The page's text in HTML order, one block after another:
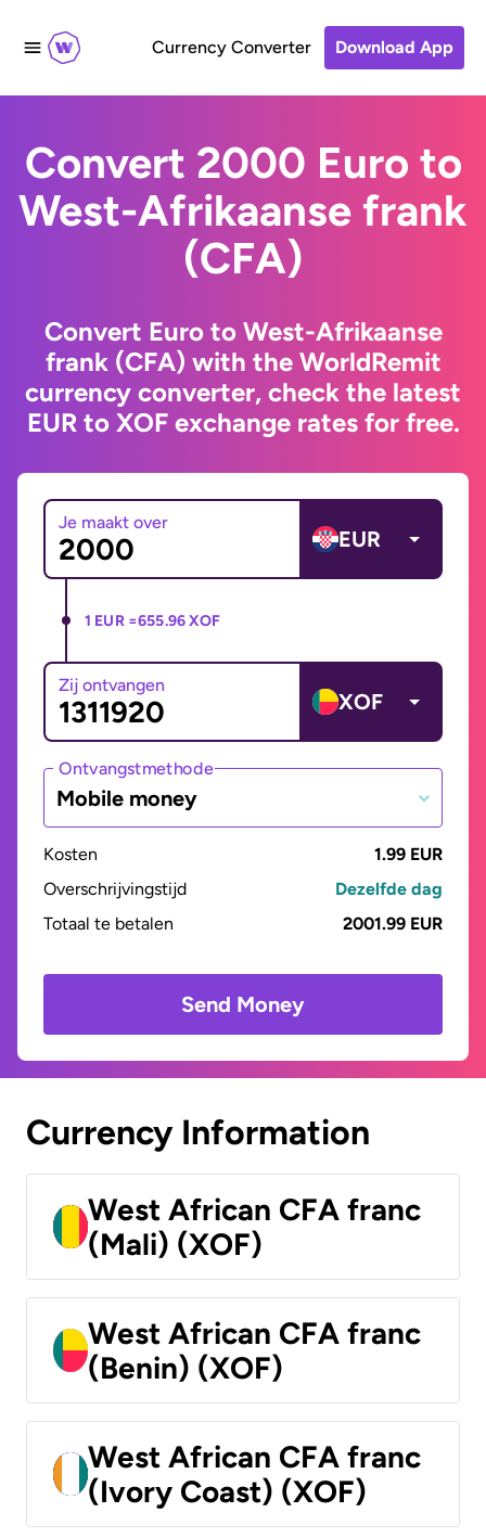
Currency Converter Download App
Convert 2000 Euro to
West-Afrikaanse frank
(CFA)
Convert Euro to West-Afrikaanse
frank (CFA) with the WorldRemit
currency converter, check the latest
EUR to XOF exchange rates for free.
Je maakt over
EUR
1 EUR =655.96 XOF
Zij ontvangen
XOF
Ontvangstmethode
Mobile money
Kosten
1.99 EUR
Overschrijvingstijd
Dezelfde dag
Totaal te betalen
2001.99 EUR
Send Money
Currency Information
West African CFA franc
(Mali) (XOF)
West African CFA franc
(Benin) (XOF)
West African CFA franc
(Ivory Coast) (XOF)